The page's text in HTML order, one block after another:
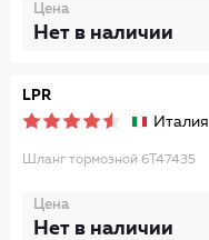
Цена
Нет в наличии
LPR
Италия
Шланг тормозной 6T47435
Цена
Нет в наличии